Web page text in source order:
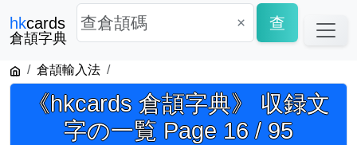
hkcards
倉頡字典
× 查
倉頡輸入法
《hkcards 倉頡字典》 収録文
字の一覧 Page 16 / 95